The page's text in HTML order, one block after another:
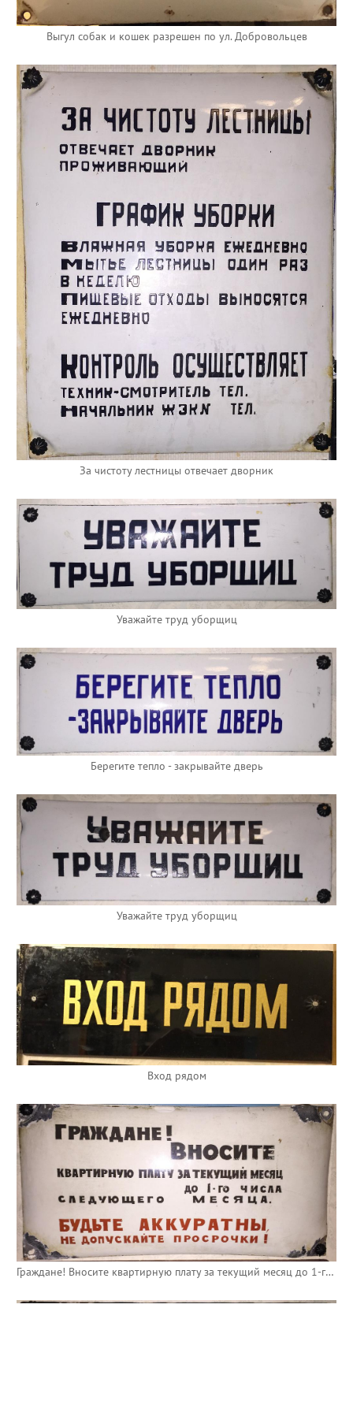
Выгул собак и кошек разрешен по ул. Добровольцев
За чистоту лестницы отвечает дворник
Уважайте труд уборщиц
Берегите тепло - закрывайте дверь
Уважайте труд уборщиц
Вход рядом
Граждане! Вносите квартирную плату за текущий месяц до 1-го числа